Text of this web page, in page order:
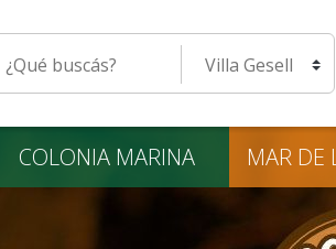
Seleccione una
COLONIA MARINA MAR DE